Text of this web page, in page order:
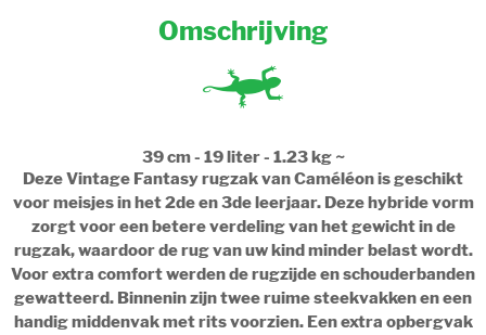
Omschrijving
39 cm - 19 liter - 1.23 kg ~
Deze Vintage Fantasy rugzak van Caméléon is geschikt
voor meisjes in het 2de en 3de leerjaar. Deze hybride vorm
zorgt voor een betere verdeling van het gewicht in de
rugzak, waardoor de rug van uw kind minder belast wordt.
Voor extra comfort werden de rugzijde en schouderbanden
gewatteerd. Binnenin zijn twee ruime steekvakken en een
handig middenvak met rits voorzien. Een extra opbergvak